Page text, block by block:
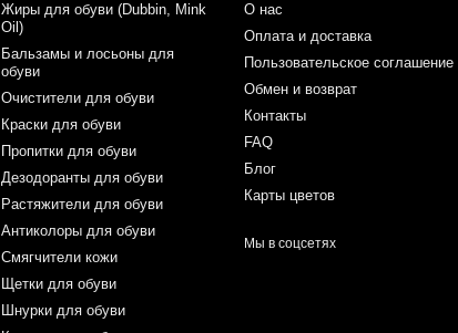
Жиры для обуви (Dubbin, Mink
Oil)
Бальзамы и лосьоны для
обуви
Очистители для обуви
Краски для обуви
Пропитки для обуви
Дезодоранты для обуви
Растяжители для обуви
Антиколоры для обуви
Смягчители кожи
Щетки для обуви
Шнурки для обуви
О нас
Оплата и доставка
Пользовательское соглашение
Обмен и возврат
Контакты
FAQ
Блог
Карты цветов
Мы в соцсетях